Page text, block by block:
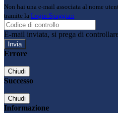
Non hai una e-mail associata al nome
tramite la Login Spaggiari
E-mail inviata, si prega di
Errore
Chiudi
Successo
Chiudi
Informazione